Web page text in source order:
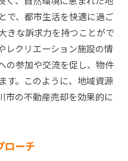
で、都市生活を快適に過ご
きな訴求力を持つことがで
レクリエーション施設の情
の参加や交流を促し、物件
す。このように、地域資源
市の不動産売却を効果的に
ローチ